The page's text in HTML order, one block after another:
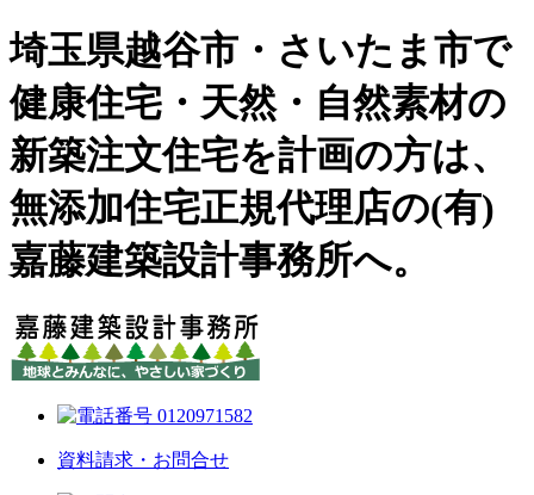
埼玉県越谷市・さいたま市で
健康住宅・天然・自然素材の
新築注文住宅を計画の方は、
無添加住宅正規代理店の(有)
嘉藤建築設計事務所へ。
資料請求・お問合せ